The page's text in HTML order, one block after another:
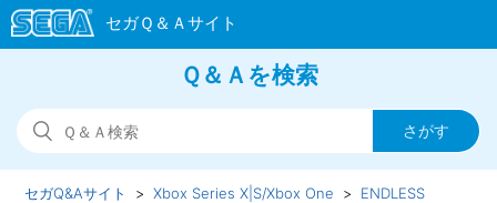
Ｑ＆Ａを検索
セガQ&Aサイト Xbox Series X|S/Xbox One
ENDLESS